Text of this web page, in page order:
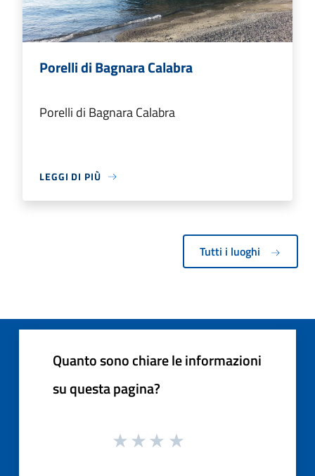
Porelli di Bagnara Calabra
Porelli di Bagnara Calabra
LEGGI DI PIÙ
Tutti i luoghi
Quanto sono chiare le informazioni
su questa pagina?